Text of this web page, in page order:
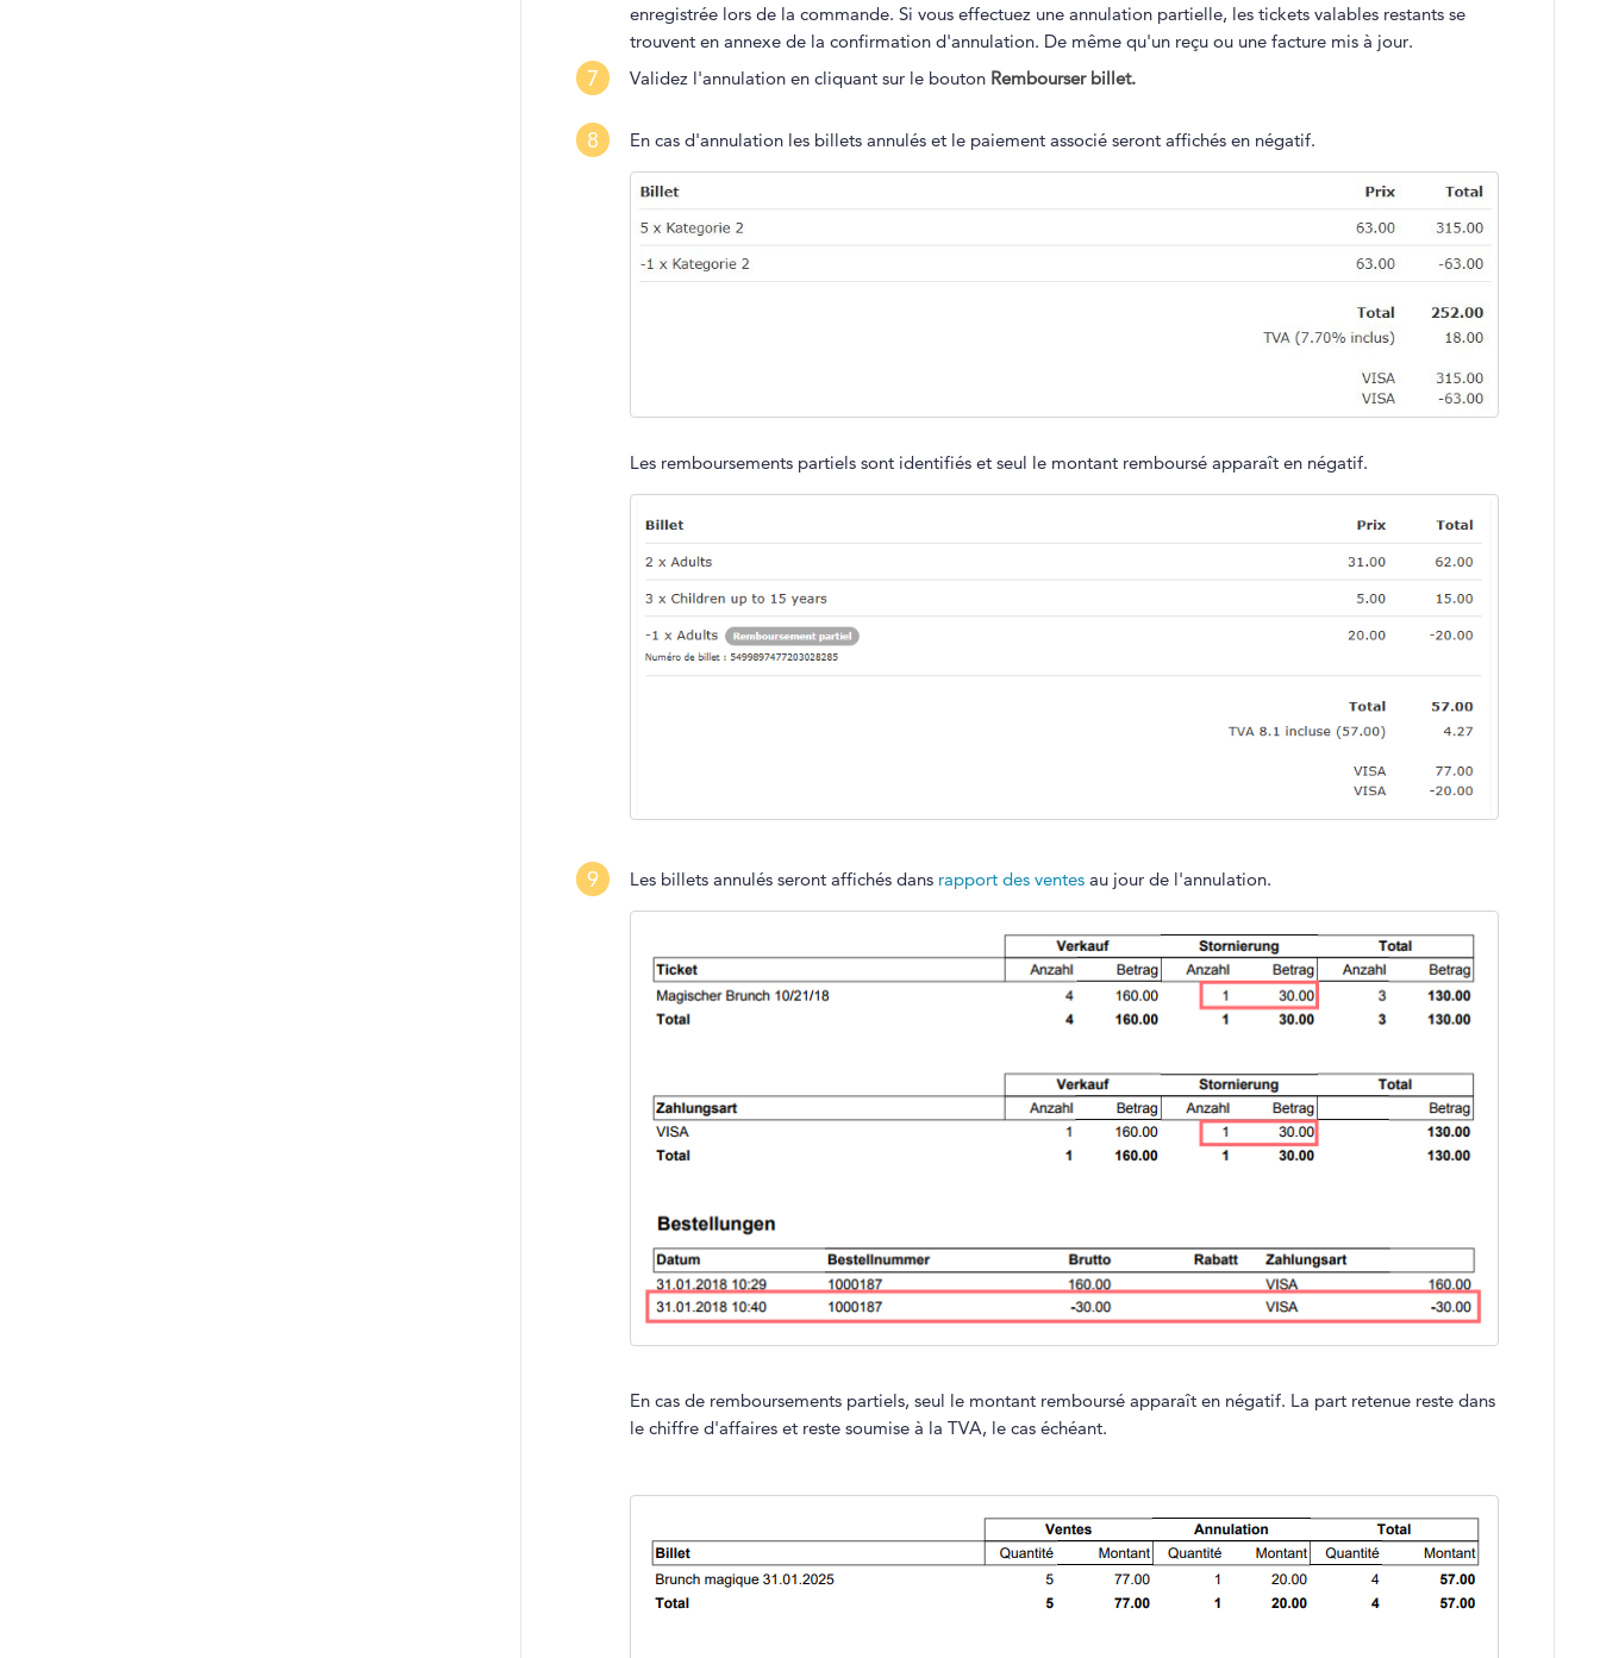
enregistrée lors de la commande. Si vous effectuez une annulation partielle, les tickets valables restants se
trouvent en annexe de la confirmation d'annulation. De même qu'un reçu ou une facture mis à jour.
7 Validez l'annulation en cliquant sur le bouton Rembourser billet.
8 En cas d'annulation les billets annulés et le paiement associé seront affichés en négatif.
Les remboursements partiels sont identifiés et seul le montant remboursé apparaît en négatif.
9 Les billets annulés seront affichés dans rapport des ventesau jour de l'annulation.
En cas de remboursements partiels, seul le montant remboursé apparaît en négatif. La part retenue reste dans
le chiffre d'affaires et reste soumise à la TVA, le cas échéant.